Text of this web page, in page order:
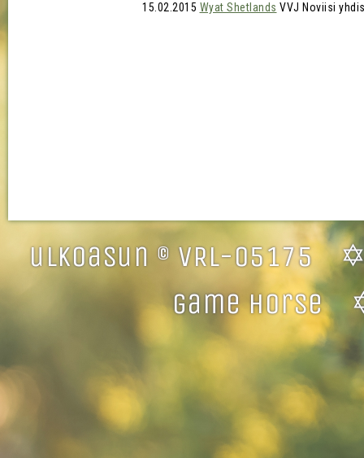
15.02.2015 Wyat Shetlands VVJ Noviisi
ulkoasun © VRL-
game horse